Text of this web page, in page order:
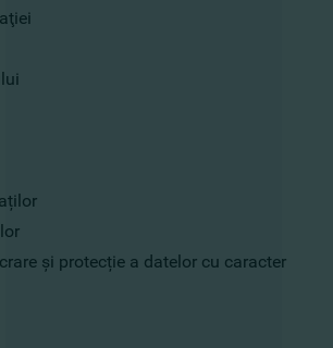
și protecție a datelor cu caracter